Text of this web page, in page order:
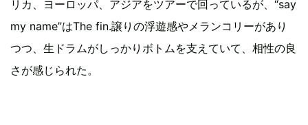
リカ、ヨーロッパ、アジアをツアーで回っているが、“say
my name”はThe fin.譲りの浮遊感やメランコリーがあり
つつ、生ドラムがしっかりボトムを支えていて、相性の良
さが感じられた。